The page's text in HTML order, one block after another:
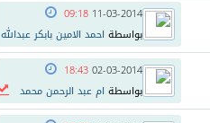
11-03-2014
09:18
بواسطة احمد الامين بابكر عبدالله
02-03-2014
18:43
بواسطة ام عبد الرحمن محمد